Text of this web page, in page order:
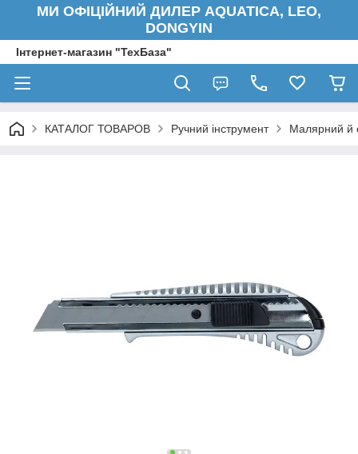
МИ ОФІЦІЙНИЙ ДИЛЕР AQUATICA, LEO,
DONGYIN
Інтернет-магазин "ТехБаза"
КАТАЛОГ ТОВАРОВ Ручний інструмент Малярний й